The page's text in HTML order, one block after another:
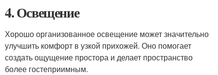
4. Освещение
Хорошо организованное освещение может значительно
улучшить комфорт в узкой прихожей. Оно помогает
создать ощущение простора и делает пространство
более гостеприимным.